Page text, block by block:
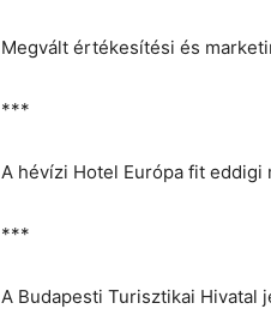
Megvált értékesítési és
***
A hévízi Hotel Európa fit eddigi
***
A Budapesti Turisztikai Hivatal